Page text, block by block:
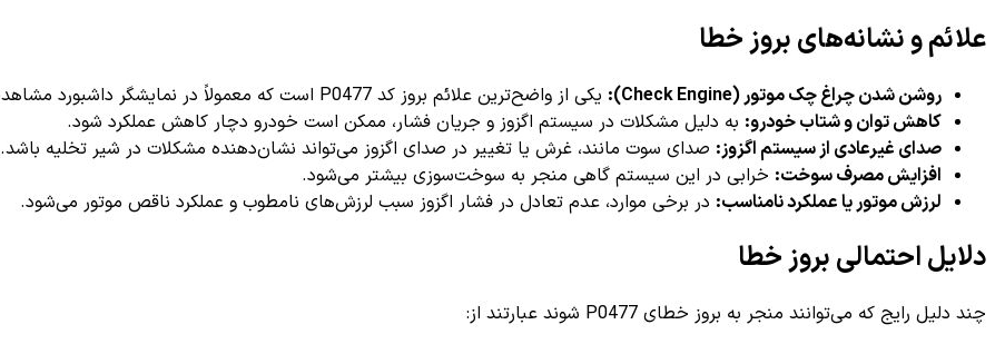
علائم و نشانه‌های بروز خطا
روشن شدن چراغ چک موتور (Check Engine):
یکی از واضح‌ترین علائم بروز کد P0477 است که معمولاً در نمایشگر داشبورد مشاهده می‌شود.
کاهش توان و شتاب خودرو: به دلیل مشکلات در سیستم اگزوز و جریان فشار، ممکن است خودرو دچار کاهش عملکرد شود.
صدای غیرعادی از سیستم اگزوز: صدای سوت مانند، غرش یا تغییر در صدای اگزوز می‌تواند نشان‌دهنده مشکلات در شیر تخلیه باشد.
افزایش مصرف سوخت: خرابی در این سیستم گاهی منجر به سوخت‌سوزی بیشتر می‌شود.
لرزش موتور یا عملکرد نامناسب: در برخی موارد، عدم تعادل در فشار اگزوز سبب لرزش‌های نامطوب و عملکرد ناقص موتور می‌شود.
دلایل احتمالی بروز خطا
چند دلیل رایج که می‌توانند منجر به بروز خطای P0477 شوند عبارتند از: